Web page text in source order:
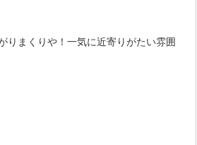
りまくりや！一気に近寄りがたい雰囲